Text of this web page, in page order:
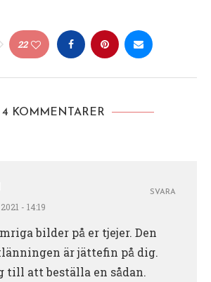
22
4 KOMMENTARER
- 14:19
bilder på er tjejer. Den
är jättefin på dig.
till att beställa en sådan.
SVARA